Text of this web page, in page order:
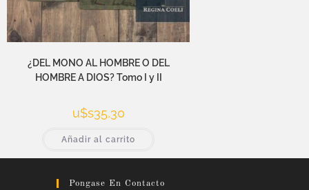
¿DEL MONO AL HOMBRE O DEL
HOMBRE A DIOS? Tomo I y II
u$s35,30
Añadir al carrito
Pongase En Contacto